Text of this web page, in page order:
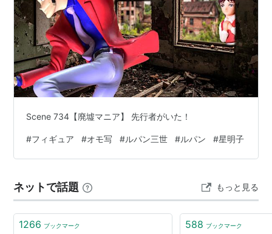
原作 モーリス・ルブラン
ＤＶＤ
コレクターズ・エディション (初回限定生産)
asin:B000EBFP7S
通常版asin:B000E9925G
昭和３年創業という老舗で、かつて太宰治や坂口安吾、
名。
Scene 734【廃墟マニア】 先行者がいた！
#フィギュア #オモ写 #ルパン三世 #ルパン #星明子
ネットで話題 もっと見る
1266 ブックマーク 588 ブックマーク